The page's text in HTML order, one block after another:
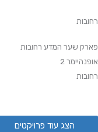
רחובות
פארק שער המדע רחובות
אופנהיימר 2
רחובות
הצג עוד פרויקטים